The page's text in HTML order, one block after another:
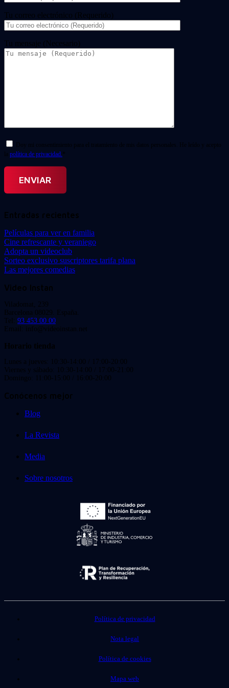
Tu correo electrónico (Requerido)
Tu mensaje (Necesario)
Doy mi consentimiento para el tratamiento de mis datos personales. He leído y acepto
la política de privacidad. *
Entradas recientes
Películas para ver en familia
Cine refrescante y veraniego
Adopta un videoclub
Sorteo exclusivo suscriptores tarifa plana
Las mejores comedias
Video Instan
Viladomat, 239
Barcelona 08029. España.
Tel: 93 453 00 00
Email: info@videoinstan.net
Horario tienda
Lunes a jueves: 10:30-14:00 / 17:00-20:00
Viernes y sábado: 10:30-14:00 / 17:00-21:00
Domingo: 11:00-15:00 / 16:00-20:00
Conócenos mejor
Blog
La Revista
Media
Sobre nosotros
Política de privacidad
Nota legal
Política de cookies
Mapa web